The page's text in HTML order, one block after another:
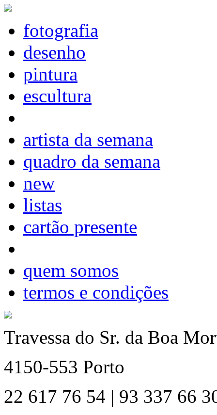
fotografia
desenho
pintura
escultura
artista da semana
quadro da semana
new
listas
cartão presente
quem somos
termos e condições
Travessa do Sr. da Boa
4150-553 Porto
22 617 76 54 | 93 337 66